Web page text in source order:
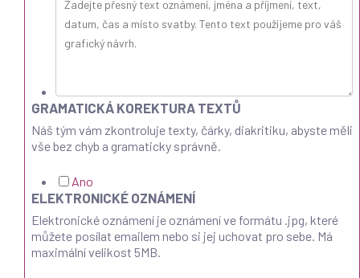
GRAMATICKÁ KOREKTURA TEXTŮ
Náš tým vám zkontroluje texty, čárky, diakritiku, abyste měli
vše bez chyb a gramaticky správně.
Ano
ELEKTRONICKÉ OZNÁMENÍ
Elektronické oznámení je oznámení ve formátu .jpg, které
můžete posílat emailem nebo si jej uchovat pro sebe. Má
maximální velikost 5MB.